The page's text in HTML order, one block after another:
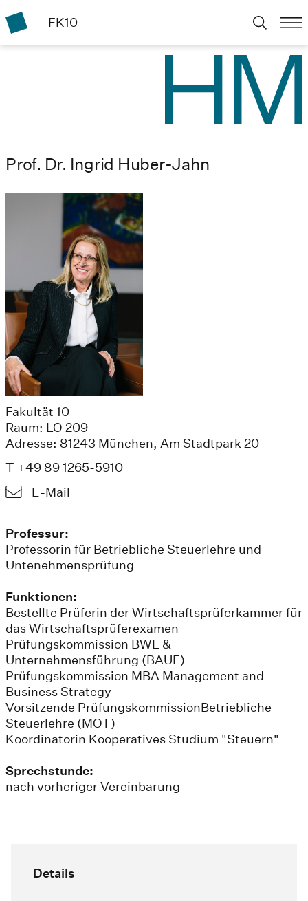
FK10
Prof. Dr. Ingrid Huber-Jahn
Fakultät 10
Raum: LO 209
Adresse: 81243 München, Am Stadtpark 20
T +49 89 1265-5910
E-Mail
Professur:
Professorin für Betriebliche Steuerlehre und
Untenehmensprüfung
Funktionen:
Bestellte Prüferin der Wirtschaftsprüferkammer für
das Wirtschaftsprüferexamen
Prüfungskommission BWL &
Unternehmensführung (BAUF)
Prüfungskommission MBA Management and
Business Strategy
Vorsitzende PrüfungskommissionBetriebliche
Steuerlehre (MOT)
Koordinatorin Kooperatives Studium "Steuern"
Sprechstunde:
nach vorheriger Vereinbarung
Details